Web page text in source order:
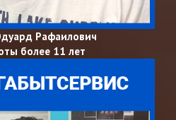
Рафаилович
более 11 лет